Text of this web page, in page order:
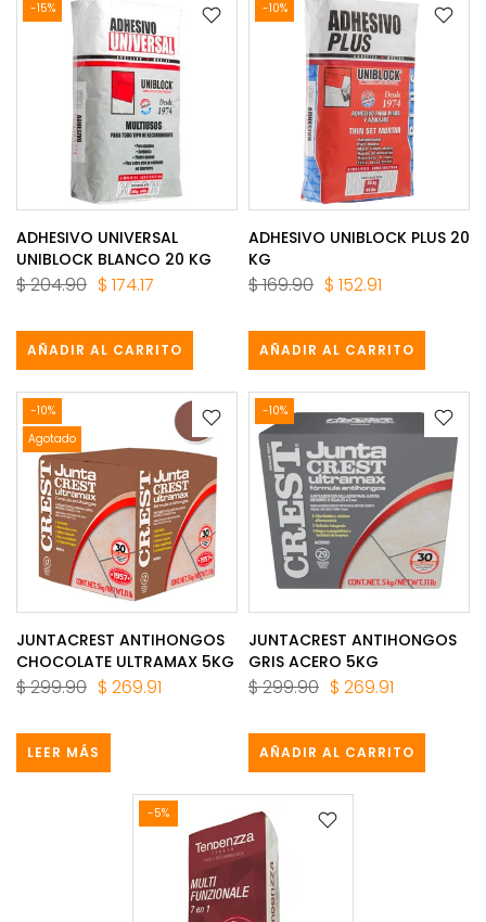
-15%
ADHESIVO UNIVERSAL
UNIBLOCK BLANCO 20 KG
$ 204.90 $ 174.17
AÑADIR AL CARRITO
-10%
ADHESIVO UNIBLOCK PLUS 20
KG
$ 169.90 $ 152.91
AÑADIR AL CARRITO
-10%
Agotado
JUNTACREST ANTIHONGOS
CHOCOLATE ULTRAMAX 5KG
$ 299.90 $ 269.91
LEER MÁS
-10%
JUNTACREST ANTIHONGOS
GRIS ACERO 5KG
$ 299.90 $ 269.91
AÑADIR AL CARRITO
-5%